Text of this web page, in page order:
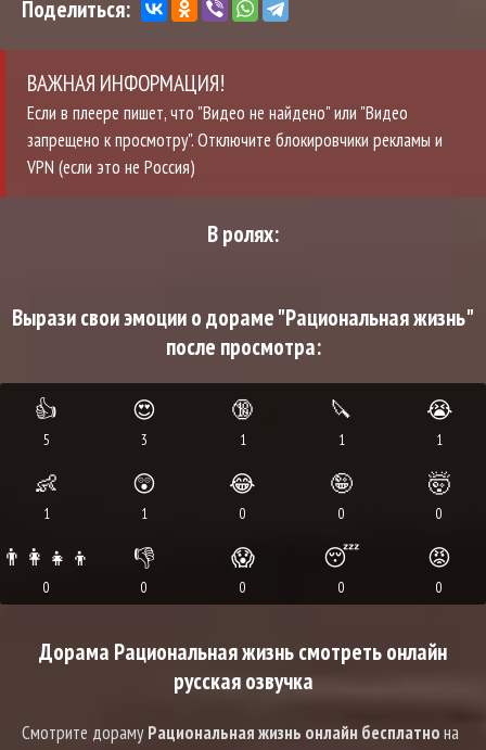
Поделиться:
ВАЖНАЯ ИНФОРМАЦИЯ!
Если в плеере пишет, что "Видео не найдено" или "Видео
запрещено к просмотру". Отключите блокировчики рекламы и
VPN (если это не Россия)
В ролях:
Вырази свои эмоции о дораме "Рациональная жизнь"
после просмотра:
👍
5
😍
3
🔞
1
🔪
1
😭
1
👶
1
😲
1
😂
0
🤪
0
🤯
0
👨‍👩‍👧‍👦
0
👎
0
😱
0
😴
0
😡
0
Дорама Рациональная жизнь смотреть онлайн
русская озвучка
Смотрите дорамуРациональная жизнь онлайн бесплатнона